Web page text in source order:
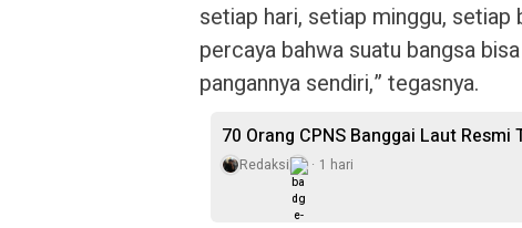
setiap hari, setiap minggu, setiap
percaya bahwa suatu bangsa
pangannya sendiri,” tegasnya.
70 Orang CPNS Banggai Laut Resmi
Redaksi 1 hari